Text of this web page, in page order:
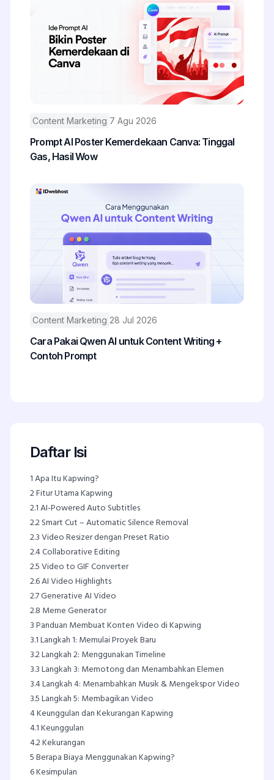
Content Marketing 7 Agu 2026
Prompt AI Poster Kemerdekaan Canva: Tinggal
Gas, Hasil Wow
Content Marketing 28 Jul 2026
Cara Pakai Qwen AI untuk Content Writing +
Contoh Prompt
Daftar Isi
1Apa Itu Kapwing?
2Fitur Utama Kapwing
2.1AI-Powered Auto Subtitles
2.2Smart Cut – Automatic Silence Removal
2.3Video Resizer dengan Preset Ratio
2.4Collaborative Editing
2.5Video to GIF Converter
2.6AI Video Highlights
2.7Generative AI Video
2.8 Meme Generator
3Panduan Membuat Konten Video di Kapwing
3.1Langkah 1: Memulai Proyek Baru
3.2Langkah 2: Menggunakan Timeline
3.3Langkah 3: Memotong dan Menambahkan Elemen
3.4Langkah 4: Menambahkan Musik & Mengekspor Video
3.5Langkah 5: Membagikan Video
4Keunggulan dan Kekurangan Kapwing
4.1Keunggulan
4.2Kekurangan
5Berapa Biaya Menggunakan Kapwing?
6Kesimpulan